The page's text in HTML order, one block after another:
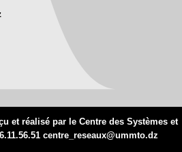
et réalisé par le Centre des Systèmes et
centre_reseaux@ummto.dz